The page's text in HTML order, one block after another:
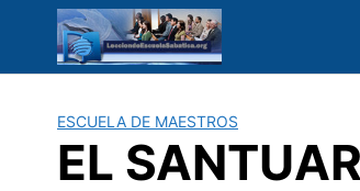
contenido
ESCUELA DE MAESTROS
EL